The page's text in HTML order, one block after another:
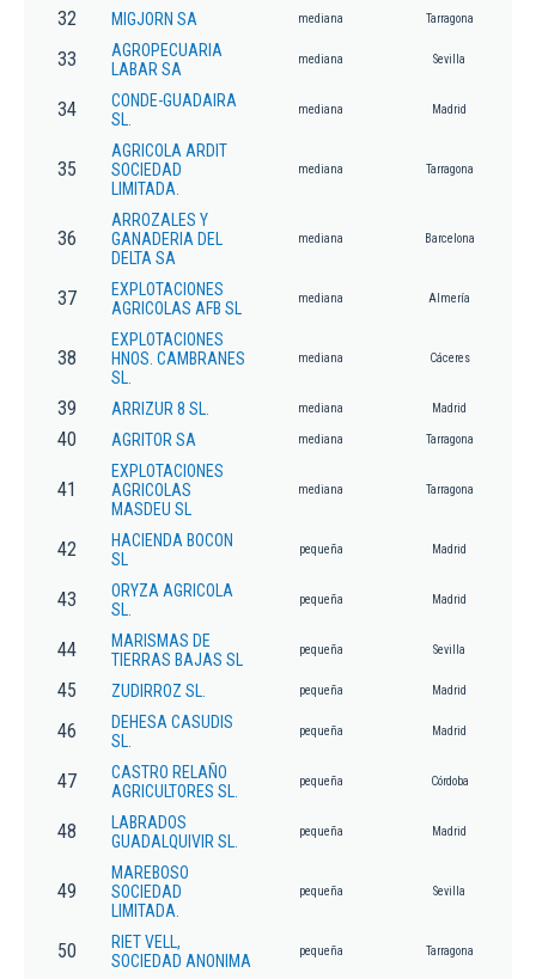
32 MIGJORN SA mediana Tarragona
33
AGROPECUARIA
LABAR SA
mediana Sevilla
34
CONDE-GUADAIRA
SL.
mediana Madrid
35
AGRICOLA ARDIT
SOCIEDAD
LIMITADA.
mediana Tarragona
36
ARROZALES Y
GANADERIA DEL
DELTA SA
mediana Barcelona
37
EXPLOTACIONES
AGRICOLAS AFB SL
mediana Almería
38
EXPLOTACIONES
HNOS. CAMBRANES
SL.
mediana Cáceres
39 ARRIZUR 8 SL. mediana Madrid
40 AGRITOR SA mediana Tarragona
41
EXPLOTACIONES
AGRICOLAS
MASDEU SL
mediana Tarragona
42
HACIENDA BOCON
SL
pequeña Madrid
43
ORYZA AGRICOLA
SL.
pequeña Madrid
44
MARISMAS DE
TIERRAS BAJAS SL
pequeña Sevilla
45 ZUDIRROZ SL. pequeña Madrid
46
DEHESA CASUDIS
SL.
pequeña Madrid
47
CASTRO RELAÑO
AGRICULTORES SL.
pequeña Córdoba
48
LABRADOS
GUADALQUIVIR SL.
pequeña Madrid
49
MAREBOSO
SOCIEDAD
LIMITADA.
pequeña Sevilla
50
RIET VELL,
SOCIEDAD ANONIMA
pequeña Tarragona